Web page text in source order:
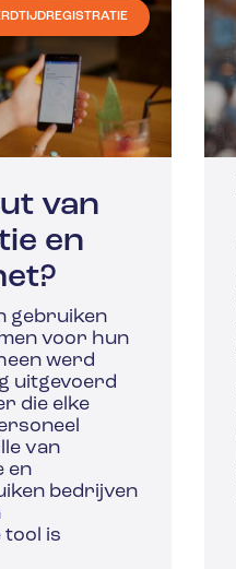
TIJDREGISTRATIE
van
en
gebruiken
voor hun
werd
uitgevoerd
die elke
van
en
bedrijven
is